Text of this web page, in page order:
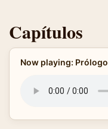
Capítulos
Now playing: Prólogo